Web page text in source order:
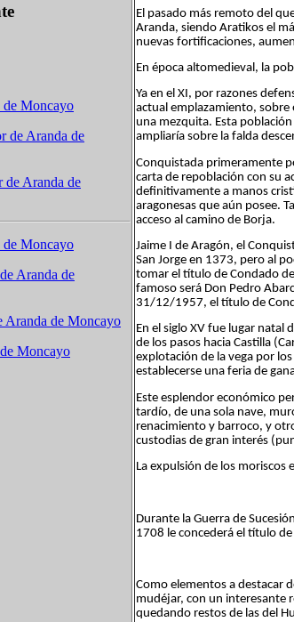
de Moncayo
de Aranda de
de Aranda de
de Moncayo
Aranda de
Aranda de Moncayo
Moncayo
El pasado más remoto del
Aranda, siendo Aratikos el
nuevas fortificaciones,
En época altomedieval, la
Ya en el XI, por razones
actual emplazamiento, sobre
una mezquita. Esta
ampliaría sobre la falda
Conquistada primeramente
carta de repoblación con su
definitivamente a manos
aragonesas que aún posee.
acceso al camino de Borja.
Jaime I de Aragón, el
San Jorge en 1373, pero al
tomar el título de Condado
famoso será Don Pedro
31/12/1957, el título de
En el siglo XV fue lugar
de los pasos hacia Castilla
explotación de la vega por
establecerse una feria de
Este esplendor económico
tardío, de una sola nave,
renacimiento y barroco, y
custodias de gran interés
La expulsión de los moriscos
Durante la Guerra de
1708 le concederá el título
Como elementos a destacar
mudéjar, con un interesante
quedando restos de las del